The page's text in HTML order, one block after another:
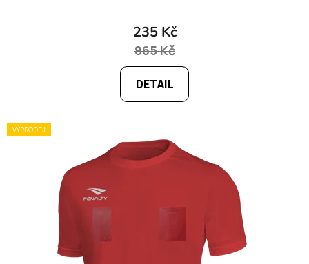
235 Kč
865 Kč
DETAIL
VÝPRODEJ